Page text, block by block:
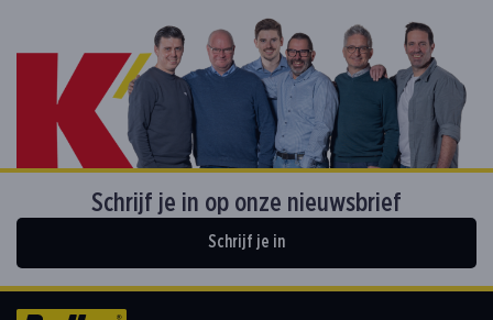
Schrijf je in op onze nieuwsbrief
Schrijf je in